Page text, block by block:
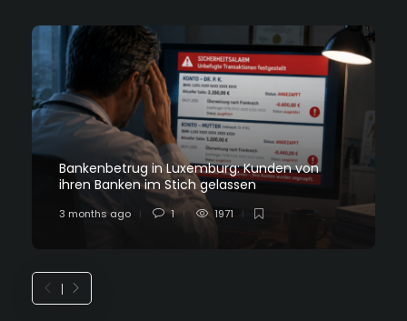
Bankenbetrug in Luxemburg: Kunden von
ihren Banken im Stich gelassen
3 months ago 1 1971